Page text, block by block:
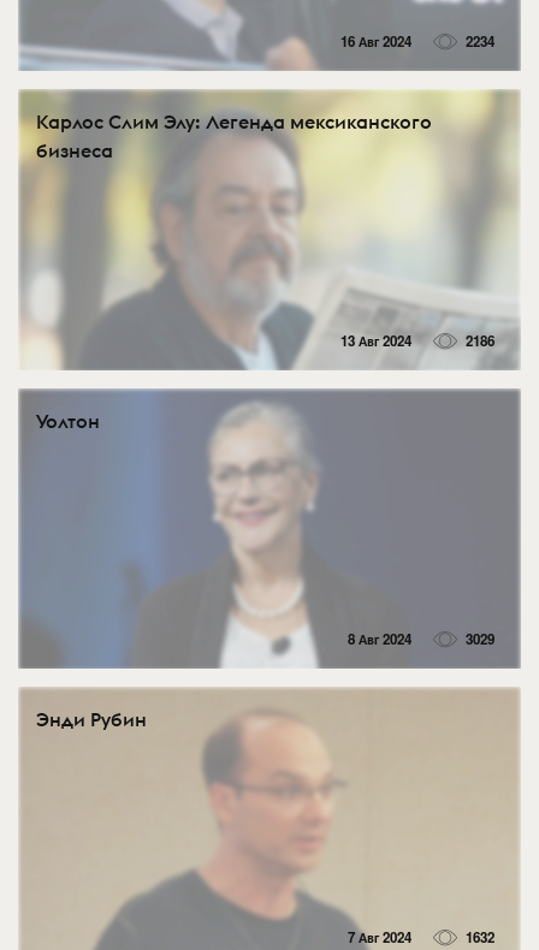
16 Авг 2024 2234
Карлос Слим Элу: Легенда мексиканского
бизнеса
13 Авг 2024 2186
Уолтон
8 Авг 2024 3029
Энди Рубин
7 Авг 2024 1632